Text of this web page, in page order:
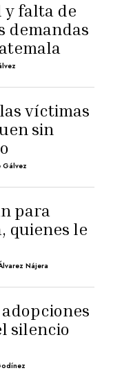
y falta de
demandas
víctimas
sin
Gálvez
para
quienes le
Nájera
silencio